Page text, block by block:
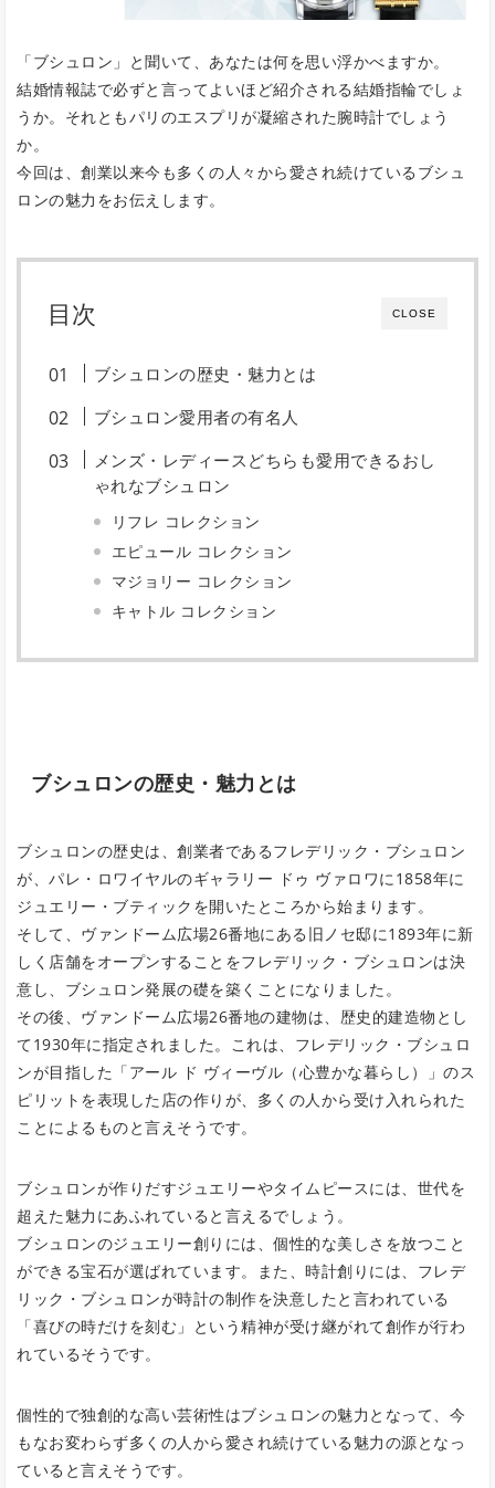
「ブシュロン」と聞いて、あなたは何を思い浮かべますか。
結婚情報誌で必ずと言ってよいほど紹介される結婚指輪でしょ
うか。それともパリのエスプリが凝縮された腕時計でしょう
か。
今回は、創業以来今も多くの人々から愛され続けているブシュ
ロンの魅力をお伝えします。
CLOSE
目次
ブシュロンの歴史・魅力とは
ブシュロン愛用者の有名人
メンズ・レディースどちらも愛用できるおし
ゃれなブシュロン
リフレ コレクション
エピュール コレクション
マジョリー コレクション
キャトル コレクション
ブシュロンの歴史・魅力とは
ブシュロンの歴史は、創業者であるフレデリック・ブシュロン
が、パレ・ロワイヤルのギャラリー ドゥ ヴァロワに1858年に
ジュエリー・ブティックを開いたところから始まります。
そして、ヴァンドーム広場26番地にある旧ノセ邸に1893年に新
しく店舗をオープンすることをフレデリック・ブシュロンは決
意し、ブシュロン発展の礎を築くことになりました。
その後、ヴァンドーム広場26番地の建物は、歴史的建造物とし
て1930年に指定されました。これは、フレデリック・ブシュロ
ンが目指した「アール ド ヴィーヴル（心豊かな暮らし）」のス
ピリットを表現した店の作りが、多くの人から受け入れられた
ことによるものと言えそうです。
ブシュロンが作りだすジュエリーやタイムピースには、世代を
超えた魅力にあふれていると言えるでしょう。
ブシュロンのジュエリー創りには、個性的な美しさを放つこと
ができる宝石が選ばれています。また、時計創りには、フレデ
リック・ブシュロンが時計の制作を決意したと言われている
「喜びの時だけを刻む」という精神が受け継がれて創作が行わ
れているそうです。
個性的で独創的な高い芸術性はブシュロンの魅力となって、今
もなお変わらず多くの人から愛され続けている魅力の源となっ
ていると言えそうです。